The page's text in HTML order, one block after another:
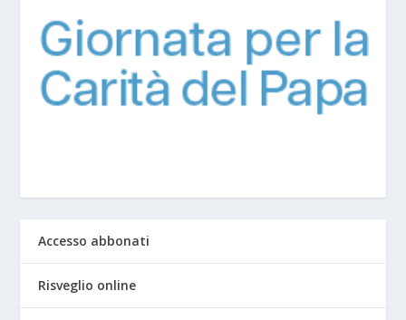
Accesso abbonati
Risveglio online